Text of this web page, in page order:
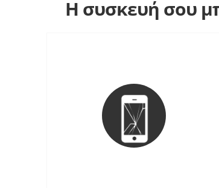
Η συσκευή σου